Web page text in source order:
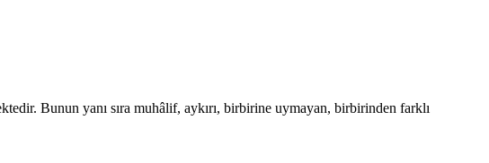
Bunun yanı sıra muhâlif, aykırı, birbirine uymayan, birbirinden farklı